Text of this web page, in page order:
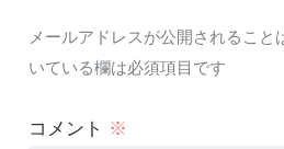
メールアドレスが公開されること
いている欄は必須項目です
コメント ※